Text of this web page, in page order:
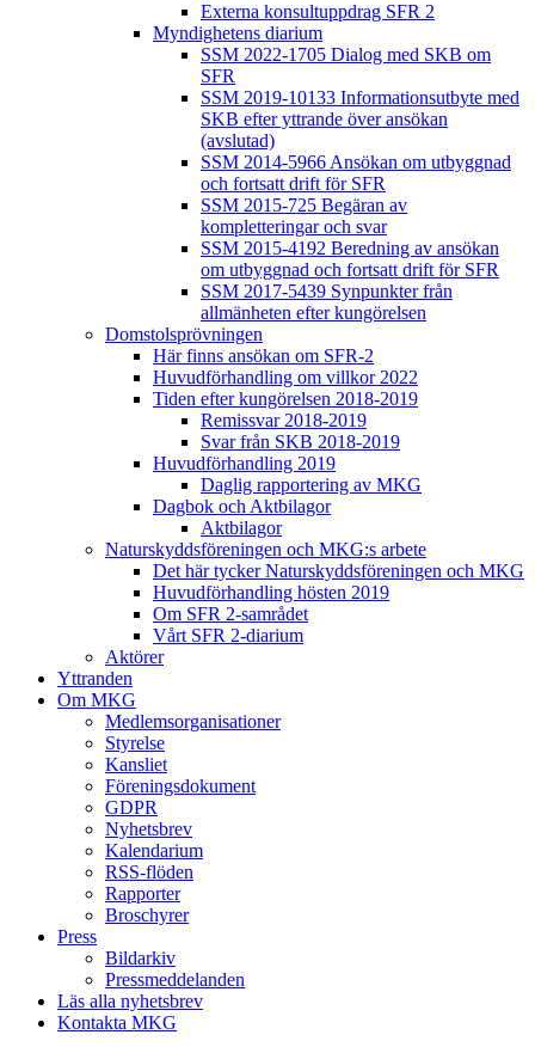
Externa konsultuppdrag SFR 2
Myndighetens diarium
SSM 2022-1705 Dialog med SKB om
SFR
SSM 2019-10133 Informationsutbyte med
SKB efter yttrande över ansökan
(avslutad)
SSM 2014-5966 Ansökan om utbyggnad
och fortsatt drift för SFR
SSM 2015-725 Begäran av
kompletteringar och svar
SSM 2015-4192 Beredning av ansökan
om utbyggnad och fortsatt drift för SFR
SSM 2017-5439 Synpunkter från
allmänheten efter kungörelsen
Domstolsprövningen
Här finns ansökan om SFR-2
Huvudförhandling om villkor 2022
Tiden efter kungörelsen 2018-2019
Remissvar 2018-2019
Svar från SKB 2018-2019
Huvudförhandling 2019
Daglig rapportering av MKG
Dagbok och Aktbilagor
Aktbilagor
Naturskyddsföreningen och MKG:s arbete
Det här tycker Naturskyddsföreningen och MKG
Huvudförhandling hösten 2019
Om SFR 2-samrådet
Vårt SFR 2-diarium
Aktörer
Yttranden
Om MKG
Medlemsorganisationer
Styrelse
Kansliet
Föreningsdokument
GDPR
Nyhetsbrev
Kalendarium
RSS-flöden
Rapporter
Broschyrer
Press
Bildarkiv
Pressmeddelanden
Läs alla nyhetsbrev
Kontakta MKG